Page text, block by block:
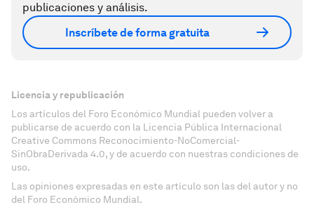
publicaciones y análisis.
Inscríbete de forma gratuita
Licencia y republicación
Los artículos del Foro Económico Mundial pueden volver a
publicarse de acuerdo con la Licencia Pública Internacional
Creative Commons Reconocimiento-NoComercial-
SinObraDerivada 4.0, y de acuerdo con nuestras condiciones de
uso.
Las opiniones expresadas en este artículo son las del autor y no
del Foro Económico Mundial.